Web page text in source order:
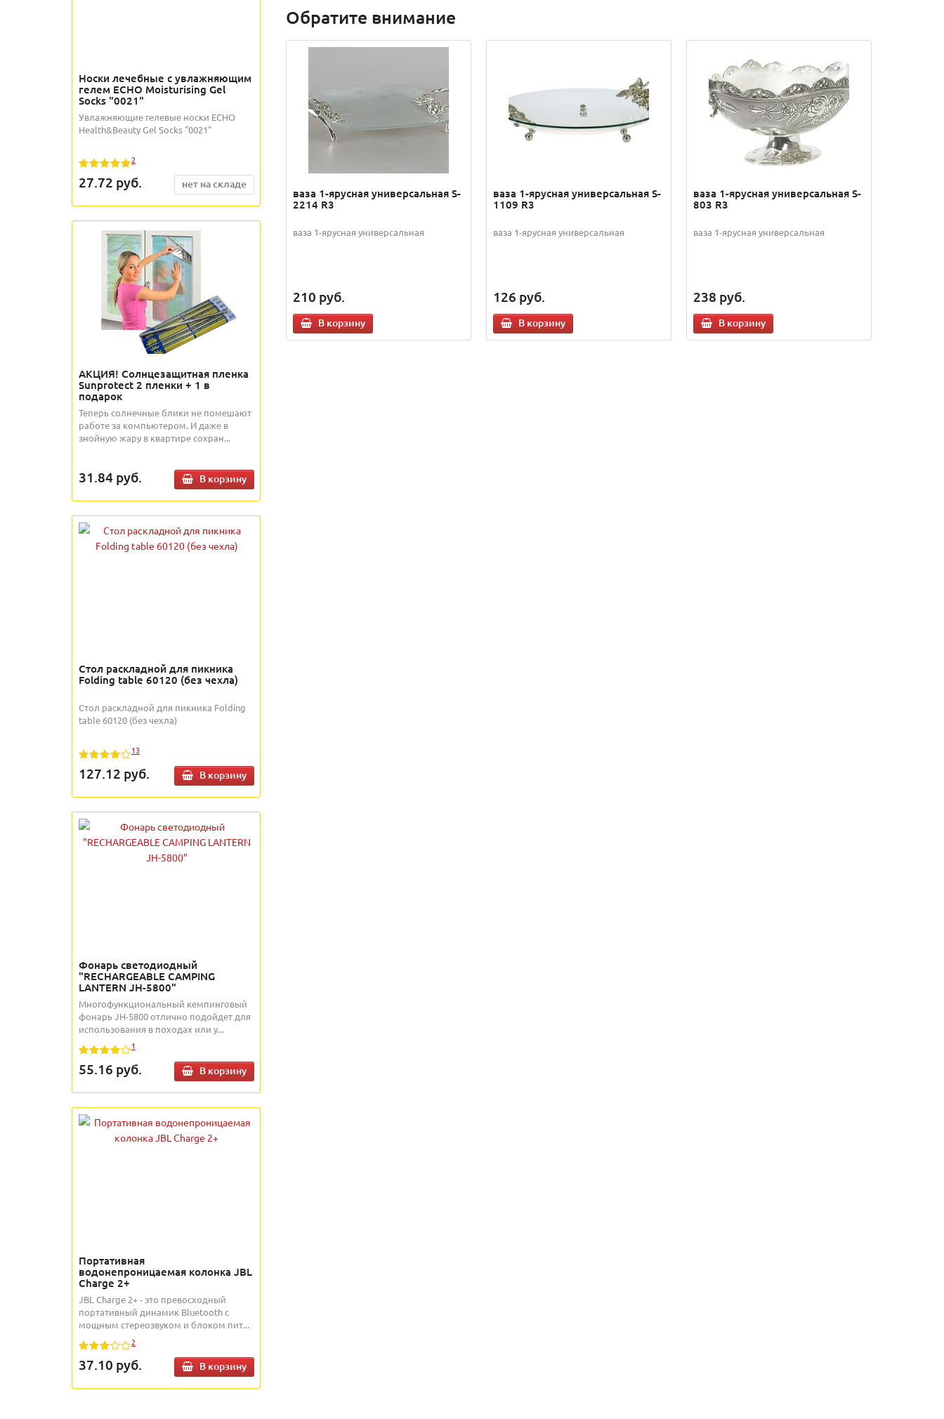
Носки лечебные с увлажняющим
гелем ECHO Moisturising Gel
Socks "0021"
Увлажняющие гелевые носки ECHO
Health&Beauty Gel Socks "0021"
2
27.72 руб. нет на складе
АКЦИЯ! Солнцезащитная пленка
Sunprotect 2 пленки + 1 в
подарок
Теперь солнечные блики не помешают
работе за компьютером. И даже в
знойную жару в квартире сохран...
31.84 руб. В корзину
Стол раскладной для пикника
Folding table 60120 (без чехла)
Стол раскладной для пикника Folding
table 60120 (без чехла)
13
127.12 руб. В корзину
Фонарь светодиодный
"RECHARGEABLE CAMPING
LANTERN JH-5800"
Многофункциональный кемпинговый
фонарь JH-5800 отлично подойдет для
использования в походах или у...
1
55.16 руб. В корзину
Портативная
водонепроницаемая колонка JBL
Charge 2+
JBL Charge 2+ - это превосходный
портативный динамик Bluetooth с
мощным стереозвуком и блоком пит...
2
37.10 руб. В корзину
Обратите внимание
ваза 1-ярусная универсальная S-
2214 R3
ваза 1-ярусная универсальная
210 руб.
В корзину
ваза 1-ярусная универсальная S-
1109 R3
ваза 1-ярусная универсальная
126 руб.
В корзину
ваза 1-ярусная универсальная S-
803 R3
ваза 1-ярусная универсальная
238 руб.
В корзину